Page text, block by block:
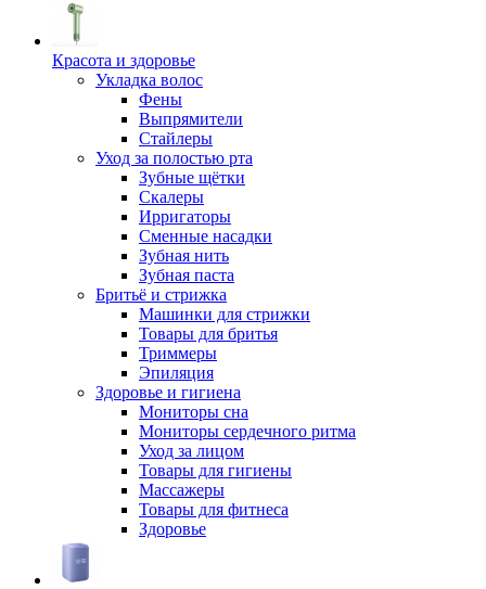
Красота и здоровье
Укладка волос
Фены
Выпрямители
Стайлеры
Уход за полостью рта
Зубные щётки
Скалеры
Ирригаторы
Сменные насадки
Зубная нить
Зубная паста
Бритьё и стрижка
Машинки для стрижки
Товары для бритья
Триммеры
Эпиляция
Здоровье и гигиена
Мониторы сна
Мониторы сердечного ритма
Уход за лицом
Товары для гигиены
Массажеры
Товары для фитнеса
Здоровье